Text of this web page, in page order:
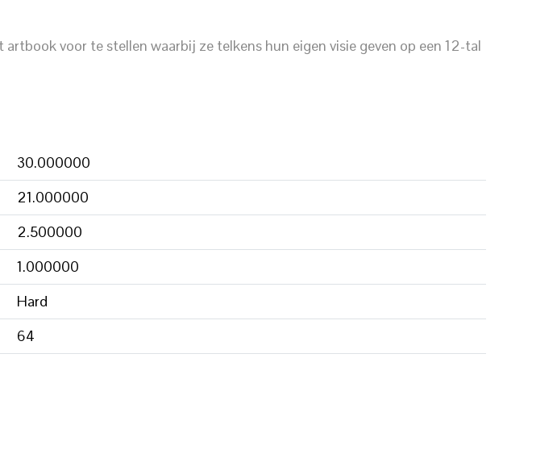
voor te stellen waarbij ze telkens hun eigen visie geven op een 12-tal
30.000000
21.000000
2.500000
1.000000
Hard
64